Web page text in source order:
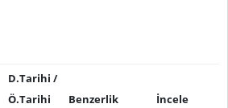
D.Tarihi /
Ö.Tarihi
Benzerlik
İncele